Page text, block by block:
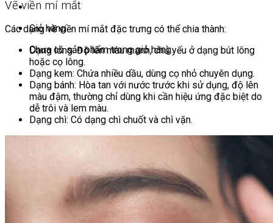
Giỏ hàng
Chưa có sản phẩm trong giỏ hàng.
Vẽ viền mí mắt
Các dạng vẽ viền mí mắt đặc trưng có thể chia thành:
Dạng lỏng: Độ lên màu mạnh, chủ yếu ở dạng bút lông
hoặc cọ lông.
Dạng kem: Chứa nhiều dầu, dùng cọ nhỏ chuyên dụng.
Dạng bánh: Hòa tan với nước trước khi sử dụng, độ lên
màu đậm, thường chỉ dùng khi cần hiệu ứng đặc biệt do
dễ trôi và lem màu.
Dạng chì: Có dạng chì chuốt và chì vặn.